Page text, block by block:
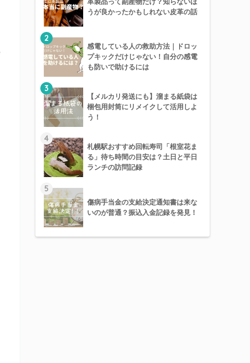
革製品って副産物だけ？知らないほ
うが良かったかもしれない皮革の話
2
感電している人の救助方法｜ドロッ
プキックだけじゃない！自分の感電
も防いで助けるには
3
【メルカリ発送にも】溜まる紙袋は
梱包用封筒にリメイクして活用しよ
う！
4
札幌駅おすすめ回転寿司「根室花ま
る」待ち時間の目安は？土日と平日
ランチの訪問記録
5
傷病手当金の支給決定通知書は来な
いのが普通？振込入金記録を発見！